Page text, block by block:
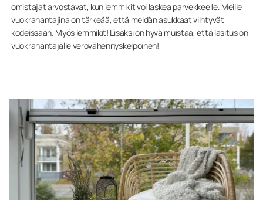
omistajat arvostavat, kun lemmikit voi laskea parvekkeelle. Meille
vuokranantajina on tärkeää, että meidän asukkaat viihtyvät
kodeissaan. Myös lemmikit! Lisäksi on hyvä muistaa, että lasitus on
vuokranantajalle verovähennyskelpoinen!